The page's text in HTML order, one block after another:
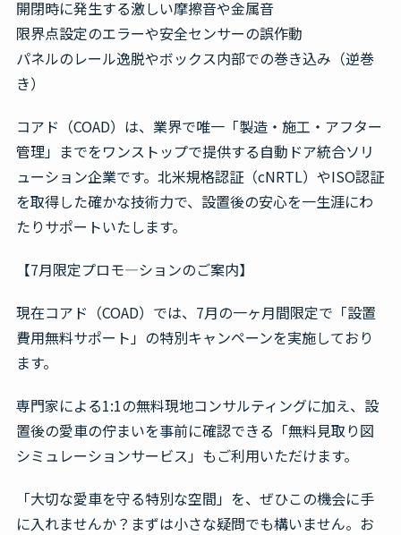
開閉時に発生する激しい摩擦音や金属音
限界点設定のエラーや安全センサーの誤作動
パネルのレール逸脱やボックス内部での巻き込み（逆巻
き）
コアド（COAD）は、業界で唯一「製造・施工・アフター
管理」までをワンストップで提供する自動ドア統合ソリ
ューション企業です。北米規格認証（cNRTL）やISO認証
を取得した確かな技術力で、設置後の安心を一生涯にわ
たりサポートいたします。
【7月限定プロモ―ションのご案内】
現在コアド（COAD）では、7月の一ヶ月間限定で「設置
費用無料サポート」の特別キャンペーンを実施しており
ます。
専門家による1:1の無料現地コンサルティングに加え、設
置後の愛車の佇まいを事前に確認できる「無料見取り図
シミュレーションサービス」もご利用いただけます。
「大切な愛車を守る特別な空間」を、ぜひこの機会に手
に入れませんか？まずは小さな疑問でも構いません。お